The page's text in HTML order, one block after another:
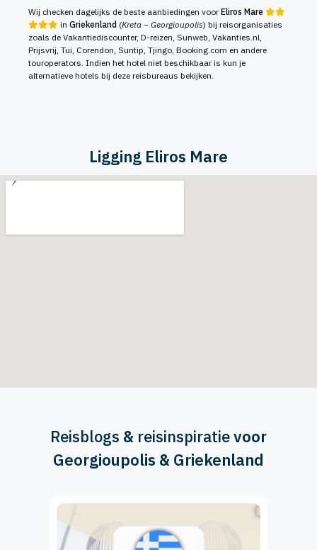
Wij checken dagelijks de beste aanbiedingen voorEliros Mare
in Griekenland (Kreta – Georgioupolis) bij reisorganisaties
zoals de Vakantiediscounter, D-reizen, Sunweb, Vakanties.nl,
Prijsvrij, Tui, Corendon, Suntip, Tjingo, Booking.com en andere
touroperators. Indien het hotel niet beschikbaar is kun je
alternatieve hotels bij deze reisbureaus bekijken.
Ligging Eliros Mare
Reisblogs & reisinspiratievoor
Georgioupolis & Griekenland